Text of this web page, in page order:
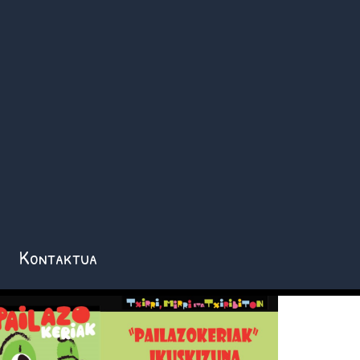
Kontaktua